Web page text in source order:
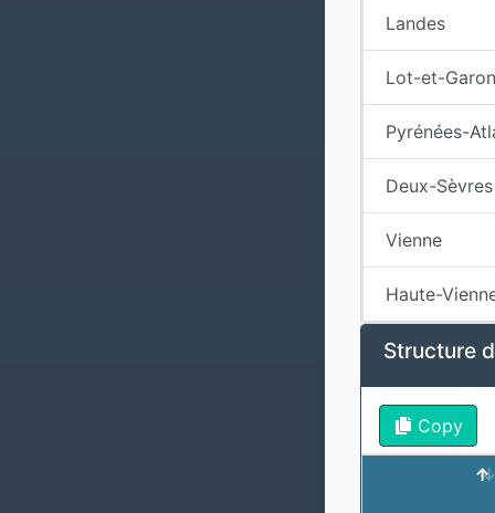
Landes
Lot-et-
Pyrénées-
Deux-Sèvres
Vienne
Haute-
Structure
Copy